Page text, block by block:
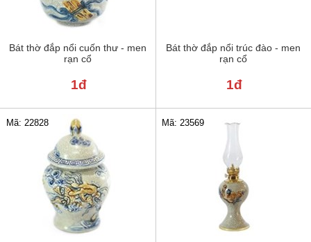
Bát thờ đắp nổi cuốn thư - men
rạn cổ
1đ
Bát thờ đắp nổi trúc đào - men
rạn cổ
1đ
Mã: 22828 Mã: 23569